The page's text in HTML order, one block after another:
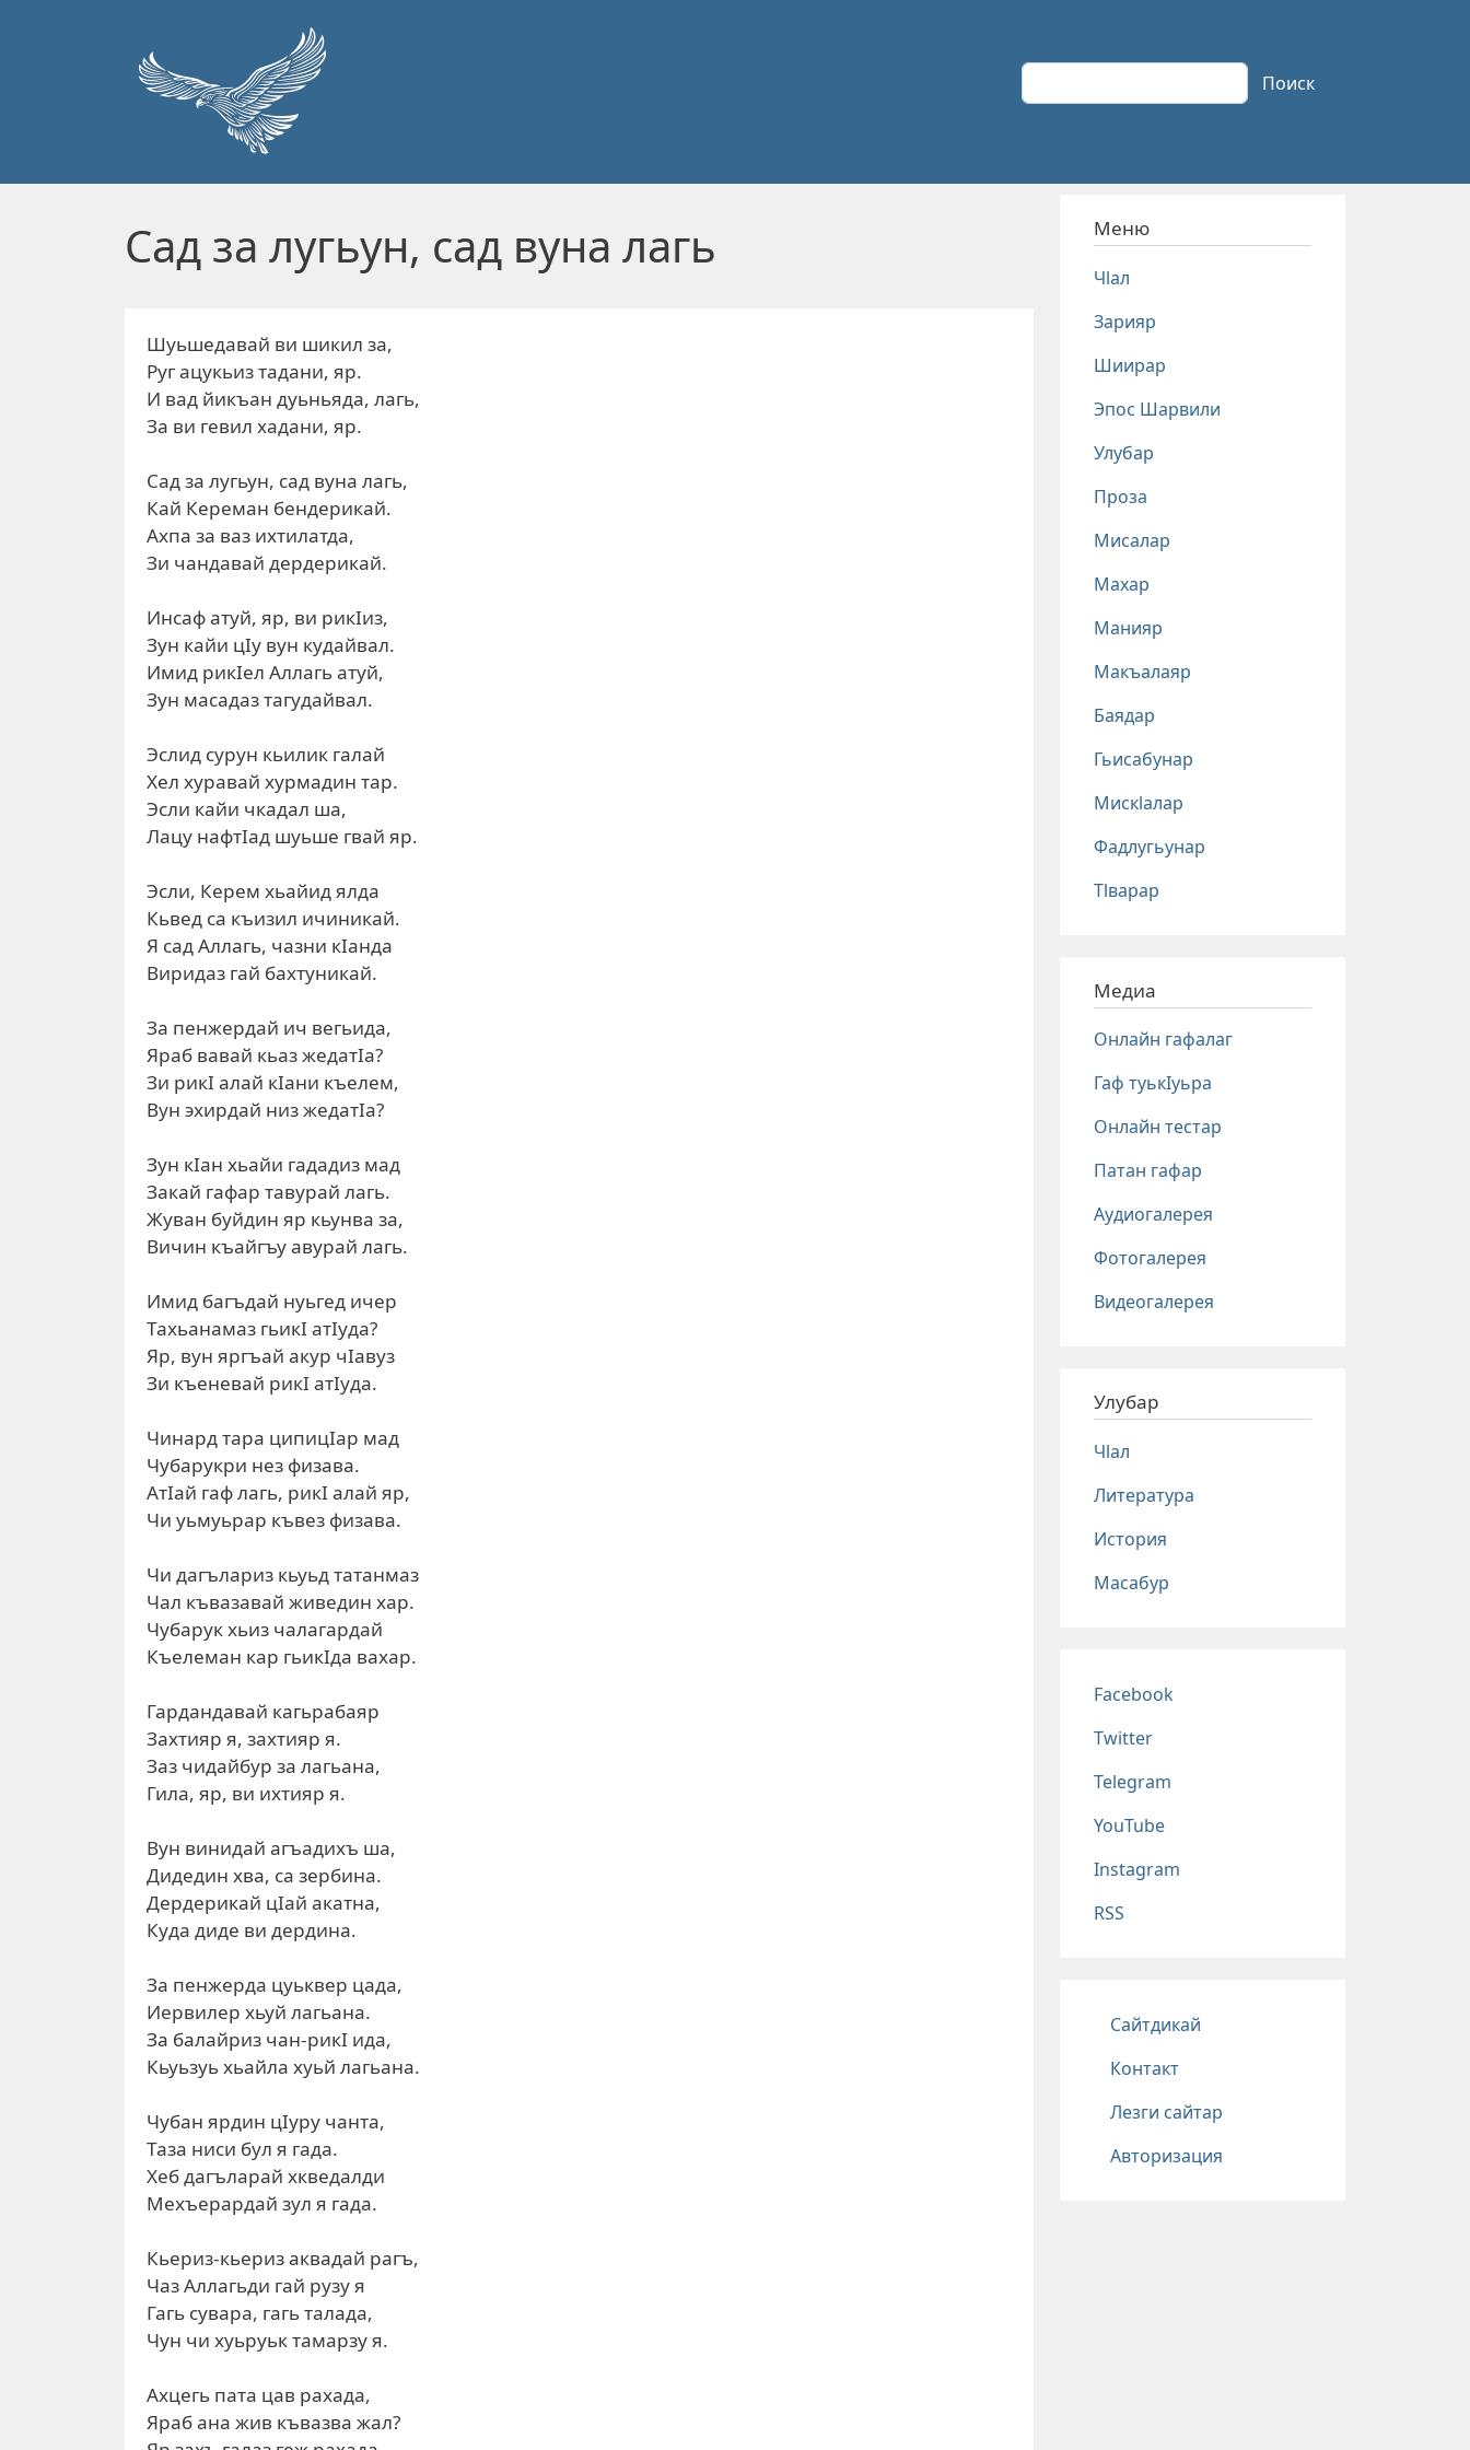
Поиск Поиск
Сад за лугьун, сад вуна лагь
Шуьшедавай ви шикил за,
Руг ацукьиз тадани, яр.
И вад йикъан дуьньяда, лагь,
За ви гевил хадани, яр.
Сад за лугьун, сад вуна лагь,
Кай Кереман бендерикай.
Ахпа за ваз ихтилатда,
Зи чандавай дердерикай.
Инсаф атуй, яр, ви рикIиз,
Зун кайи цIу вун кудайвал.
Имид рикIел Аллагь атуй,
Зун масадаз тагудайвал.
Эслид сурун кьилик галай
Хел хуравай хурмадин тар.
Эсли кайи чкадал ша,
Лацу нафтIад шуьше гвай яр.
Эсли, Керем хьайид ялда
Кьвед са къизил ичиникай.
Я сад Аллагь, чазни кIанда
Виридаз гай бахтуникай.
За пенжердай ич вегьида,
Яраб вавай кьаз жедатIа?
Зи рикI алай кIани къелем,
Вун эхирдай низ жедатIа?
Зун кIан хьайи гададиз мад
Закай гафар тавурай лагь.
Жуван буйдин яр кьунва за,
Вичин къайгъу авурай лагь.
Имид багъдай нуьгед ичер
Тахьанамаз гьикI атIуда?
Яр, вун яргъай акур чIавуз
Зи къеневай рикI атIуда.
Чинард тара ципицIар мад
Чубарукри нез физава.
АтIай гаф лагь, рикI алай яр,
Чи уьмуьрар къвез физава.
Чи дагълариз кьуьд татанмаз
Чал къвазавай живедин хар.
Чубарук хьиз чалагардай
Къелеман кар гьикIда вахар.
Гардандавай кагьрабаяр
Захтияр я, захтияр я.
Заз чидайбур за лагьана,
Гила, яр, ви ихтияр я.
Вун винидай агъадихъ ша,
Дидедин хва, са зербина.
Дердерикай цIай акатна,
Куда диде ви дердина.
За пенжерда цуьквер цада,
Иервилер хьуй лагьана.
За балайриз чан-рикI ида,
Кьуьзуь хьайла хуьй лагьана.
Чубан ярдин цIуру чанта,
Таза ниси бул я гада.
Хеб дагъларай хкведалди
Мехъерардай зул я гада.
Кьериз-кьериз аквадай рагъ,
Чаз Аллагьди гай рузу я
Гагь сувара, гагь талада,
Чун чи хуьруьк тамарзу я.
Ахцегь пата цав рахада,
Яраб ана жив къвазва жал?
Меню
Чlал
Зарияр
Шиирар
Эпос Шарвили
Улубар
Проза
Мисалар
Махар
Манияр
Макъалаяр
Баядар
Гьисабунар
Мискlалар
Фадлугьунар
Тlварар
Медиа
Онлайн гафалаг
Гаф туькIуьра
Онлайн тестар
Патан гафар
Аудиогалерея
Фотогалерея
Видеогалерея
Улубар
Чlал
Литература
История
Масабур
Соц сети
Facebook
Twitter
Telegram
YouTube
Instagram
RSS
Подвал
Сайтдикай
Контакт
Лезги сайтар
Авторизация